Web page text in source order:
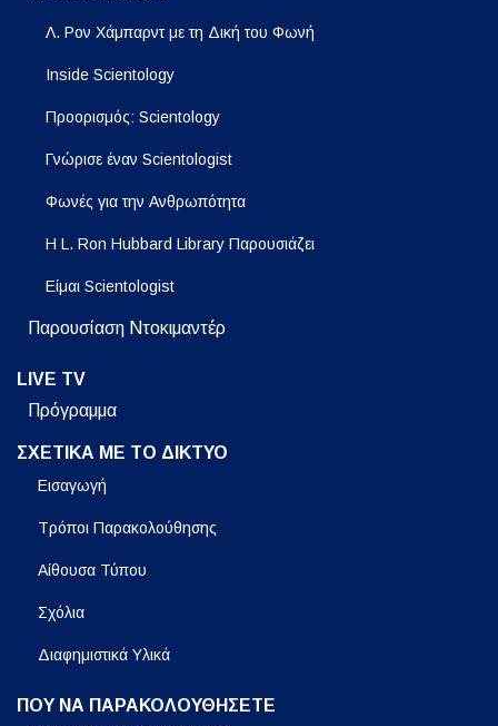
Λ. Ρον Χάμπαρντ με τη Δική του Φωνή
Inside Scientology
Προορισμός: Scientology
Γνώρισε έναν Scientologist
Φωνές για την Ανθρωπότητα
Η L. Ron Hubbard Library Παρουσιάζει
Είμαι Scientologist
Παρουσίαση Ντοκιμαντέρ
LIVE TV
Πρόγραμμα
ΣΧΕΤΙΚΑ ΜΕ ΤΟ ΔΙΚΤΥΟ
Εισαγωγή
Τρόποι Παρακολούθησης
Αίθουσα Τύπου
Σχόλια
Διαφημιστικά Υλικά
ΠΟΥ ΝΑ ΠΑΡΑΚΟΛΟΥΘΗΣΕΤΕ